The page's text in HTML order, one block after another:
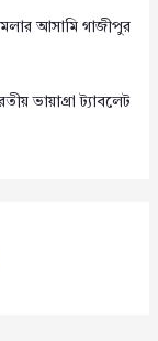
আসামি গাজীপুর
ভায়াগ্রা ট্যাবলেট